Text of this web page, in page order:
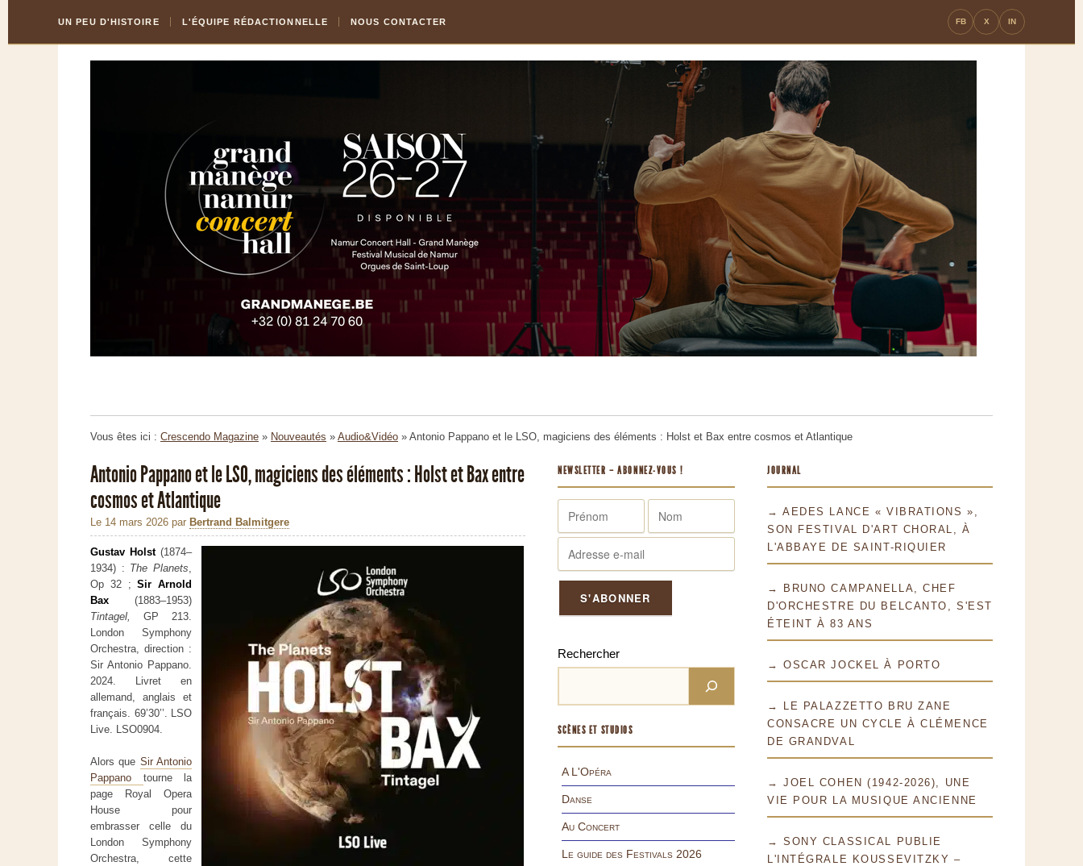
Content
la
UN PEU D'HISTOIRE L'ÉQUIPE RÉDACTIONNELLE NOUS CONTACTER FB X IN
Vous êtes ici : Crescendo Magazine » Nouveautés » Audio&Vidéo » Antonio Pappano et le LSO, magiciens des éléments : Holst et Bax entre cosmos et Atlantique
Antonio Pappano et le LSO, magiciens des éléments : Holst et Bax entre
cosmos et Atlantique
Le 14 mars 2026 par Bertrand Balmitgere
Gustav Holst(1874–
1934) : The Planets,
Op 32 ; Sir Arnold
Bax (1883–1953)
Tintagel,
GP 213.
London Symphony
Orchestra, direction :
Sir Antonio Pappano.
2024. Livret en
allemand, anglais et
français. 69’30’’. LSO
Live. LSO0904.
Alors que Sir Antonio
Pappano tourne la
page Royal Opera
House pour
embrasser celle du
London Symphony
Orchestra, cette
NEWSLETTER – ABONNEZ-VOUS !
Rechercher
SCÈNES ET STUDIOS
A L'Opéra
Danse
Au Concert
Le guide des Festivals 2026
JOURNAL
→ AEDES LANCE « VIBRATIONS »,
SON FESTIVAL D'ART CHORAL, À
L'ABBAYE DE SAINT-RIQUIER
→ BRUNO CAMPANELLA, CHEF
D'ORCHESTRE DU BELCANTO, S'EST
ÉTEINT À 83 ANS
→ OSCAR JOCKEL À PORTO
→ LE PALAZZETTO BRU ZANE
CONSACRE UN CYCLE À CLÉMENCE
DE GRANDVAL
→ JOEL COHEN (1942-2026), UNE
VIE POUR LA MUSIQUE ANCIENNE
→ SONY CLASSICAL PUBLIE
L'INTÉGRALE KOUSSEVITZKY –